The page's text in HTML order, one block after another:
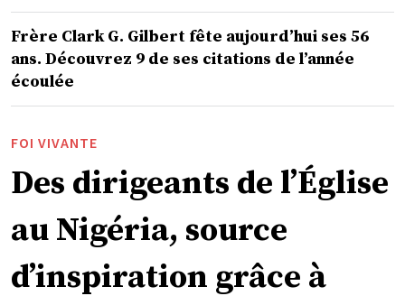
Frère Clark G. Gilbert fête aujourd’hui ses 56
ans. Découvrez 9 de ses citations de l’année
écoulée
FOI VIVANTE
Des dirigeants de l’Église
au Nigéria, source
d’inspiration grâce à